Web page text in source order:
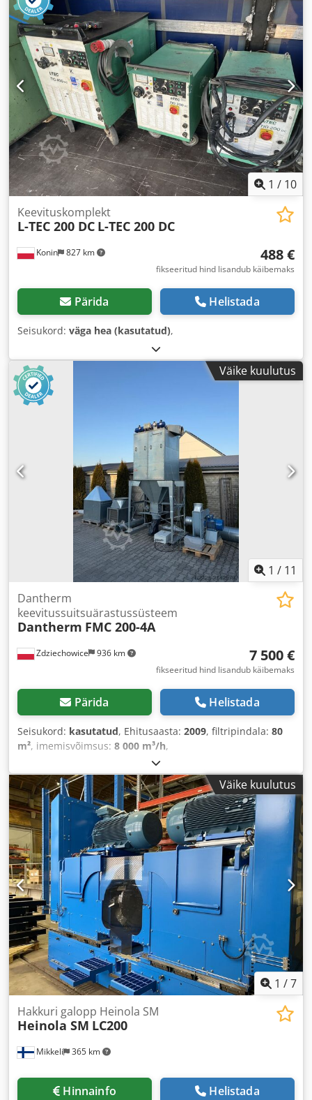
1 / 10
Konin 827 km
Keevituskomplekt
L-TEC 200 DC L-TEC 200 DC
488 €
fikseeritud hind lisandub käibemaks
Pärida Helistada
Seisukord: väga hea (kasutatud),
Väike kuulutus
1 / 11
Zdziechowice 936 km
Dantherm
keevitussuitsuärastussüsteem
Dantherm FMC 200-4A
7 500 €
fikseeritud hind lisandub käibemaks
Pärida Helistada
Seisukord: kasutatud, Ehitusaasta: 2009, filtripindala: 80
m², imemisvõimsus: 8 000 m³/h,
Väike kuulutus
1 /7
Mikkeli 365 km
Hakkuri galopp Heinola SM
Heinola SM LC200
Hinnainfo Helistada